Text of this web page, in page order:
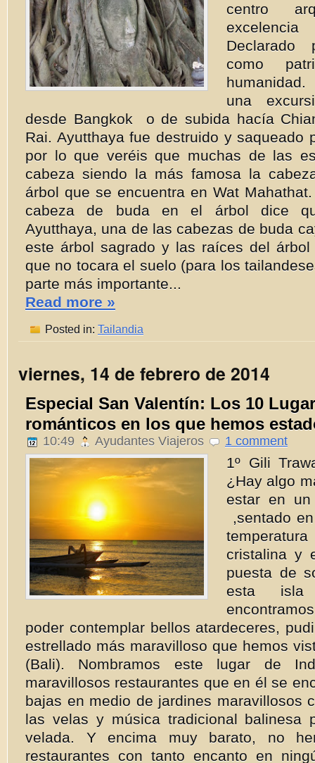
centro
como
una
desde Bangkok o de subida hacía
Rai. Ayutthaya fue destruido y saqueado
por lo que veréis que muchas de las
cabeza siendo la más famosa la
árbol que se encuentra en Wat
cabeza de buda en el árbol dice
Ayutthaya, una de las cabezas de buda
este árbol sagrado y las raíces del
que no tocara el suelo (para los
parte más importante...
Read more »
Posted in: Tailandia
viernes, 14 de febrero de 2014
Especial San Valentín: Los 10
románticos en los que hemos
10:49 Ayudantes Viajeros 1 comment
1º Gili
¿Hay algo
estar en un
,sentado
cristalina y
puesta de
esta
poder contemplar bellos atardeceres,
estrellado más maravilloso que hemos
(Bali). Nombramos este lugar de
maravillosos restaurantes que en él se
bajas en medio de jardines maravillosos
las velas y música tradicional balinesa
velada. Y encima muy barato, no
restaurantes con tanto encanto en